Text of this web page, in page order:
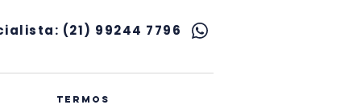
(21) 99244 7796
termos